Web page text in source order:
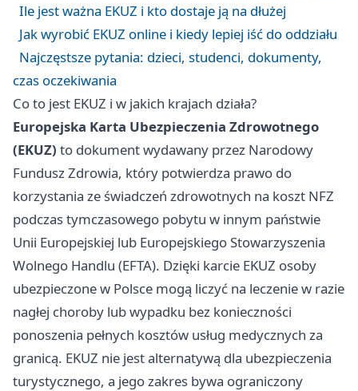
Ile jest ważna EKUZ i kto dostaje ją na dłużej
Jak wyrobić EKUZ online i kiedy lepiej iść do oddziału
Najczęstsze pytania: dzieci, studenci, dokumenty,
czas oczekiwania
Co to jest EKUZ i w jakich krajach działa?
Europejska Karta Ubezpieczenia Zdrowotnego
(EKUZ) to dokument wydawany przez Narodowy
Fundusz Zdrowia, który potwierdza prawo do
korzystania ze świadczeń zdrowotnych na koszt NFZ
podczas tymczasowego pobytu w innym państwie
Unii Europejskiej lub Europejskiego Stowarzyszenia
Wolnego Handlu (EFTA). Dzięki karcie EKUZ osoby
ubezpieczone w Polsce mogą liczyć na leczenie w razie
nagłej choroby lub wypadku bez konieczności
ponoszenia pełnych kosztów usług medycznych za
granicą. EKUZ nie jest alternatywą dla ubezpieczenia
turystycznego, a jego zakres bywa ograniczony